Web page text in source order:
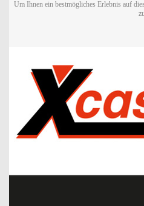
Um Ihnen ein bestmögliches Erlebnis auf